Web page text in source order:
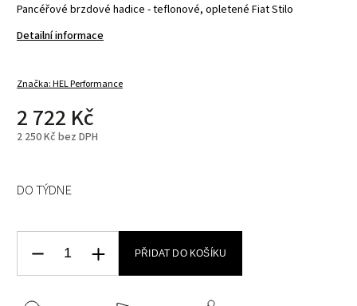
Pancéřové brzdové hadice - teflonové, opletené Fiat Stilo
Detailní informace
Značka:HEL Performance
2 722 Kč
2 250 Kč bez DPH
DO TÝDNE
PŘIDAT DO KOŠÍKU